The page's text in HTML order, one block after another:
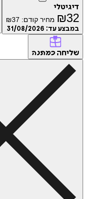
דיגיטלי
₪32 מחיר קודם: ₪37
במבצע עד: 31/08/2026
שליחה כמתנה